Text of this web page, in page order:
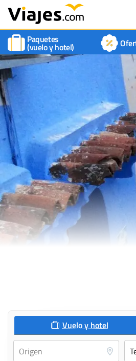
Paquetes
(vuelo y hotel)
Vuelo y hotel